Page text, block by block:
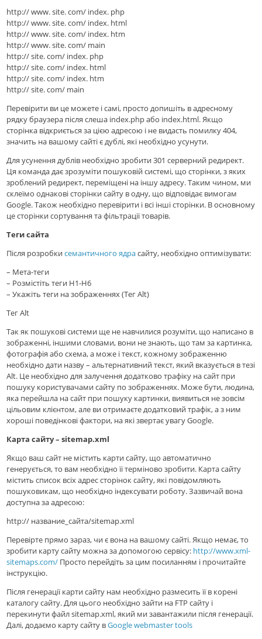
http:// www. site. com/ index. php
http:// www. site. com/ index. html
http:// www. site. com/ index. htm
http:// www. site. com/ main
http:// site. com/ index. php
http:// site. com/ index. html
http:// site. com/ index. htm
http:// site. com/ main
Перевірити ви це можете і самі, просто допишіть в адресному
рядку браузера після слеша index.php або index.html. Якщо
сторінка відкриється за цією адресою і не видасть помилку 404,
значить на вашому сайті є дублі, які необхідно усунути.
Для усунення дублів необхідно зробити 301 серверний редирект.
Ця команда дає зрозуміти пошуковій системі, що сторінки, з яких
зроблений редирект, переміщені на іншу адресу. Таким чином, ми
склеїмо однакові сторінки сайту в одну, що відповідає вимогам
Google. Також необхідно перевірити і всі інші сторінки. В основному
це сторінки сортування та фільтрації товарів.
Теги сайта
Після розробкисемантичного ядрасайту, необхідно оптимізувати:
– Мета-теги
– Розмістіть теги H1-H6
– Укажіть теги на зображеннях (Тег Alt)
Тег Alt
Так як пошукові системи ще не навчилися розуміти, що написано в
зображенні, іншими словами, вони не знають, що там за картинка,
фотографія або схема, а може і текст, кожному зображенню
необхідно дати назву – альтернативний текст, який вказується в тезі
Alt. Це необхідно для залучення додатково трафіку на сайт при
пошуку користувачами сайту по зображеннях. Може бути, людина,
яка перейшла на сайт при пошуку картинки, виявиться не зовсім
цільовим клієнтом, але ви отримаєте додатковий трафік, а з ним
хороші поведінкові фактори, на які звертає увагу Google.
Карта сайту – sitemap.xml
Якщо ваш сайт не містить карти сайту, що автоматично
генерується, то вам необхідно її терміново зробити. Карта сайту
містить список всіх адрес сторінок сайту, які повідомляють
пошуковикам, що необхідно індексувати роботу. Зазвичай вона
доступна за адресою:
http:// название_сайта/sitemap.xml
Перевірте прямо зараз, чи є вона на вашому сайті. Якщо немає, то
зробити карту сайту можна за допомогою сервісу: http://www.xml-
sitemaps.com/ Просто перейдіть за цим посиланням і прочитайте
інструкцію.
Після генерації карти сайту нам необхідно размесить її в корені
каталогу сайту. Для цього необхідно зайти на FTP сайту і
перекинути файл sitemap.xml, який ми завантажили після генерації.
Далі, додаємо карту сайту вGoogle webmaster tools